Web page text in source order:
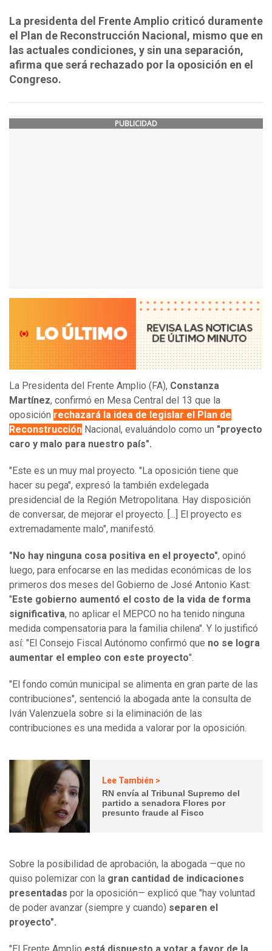
La presidenta del Frente Amplio criticó duramente
el Plan de Reconstrucción Nacional, mismo que en
las actuales condiciones, y sin una separación,
afirma que será rechazado por la oposición en el
Congreso.
PUBLICIDAD
La Presidenta del Frente Amplio (FA), Constanza
Martínez, confirmó en Mesa Central del 13 que la
oposición rechazará la idea de legislar el Plan de
Reconstrucción Nacional, evaluándolo como un "proyecto
caro y malo para nuestro país".
"Este es un muy mal proyecto. "La oposición tiene que
hacer su pega", expresó la también exdelegada
presidencial de la Región Metropolitana. Hay disposición
de conversar, de mejorar el proyecto. [...] El proyecto es
extremadamente malo", manifestó.
"No hay ninguna cosa positiva en el proyecto", opinó
luego, para enfocarse en las medidas económicas de los
primeros dos meses del Gobierno de José Antonio Kast:
" Este gobierno aumentó el costo de la vida de forma
significativa, no aplicar el MEPCO no ha tenido ninguna
medida compensatoria para la familia chilena". Y lo justificó
así: "El Consejo Fiscal Autónomo confirmó que no se logra
aumentar el empleo con este proyecto".
"El fondo común municipal se alimenta en gran parte de las
contribuciones", sentenció la abogada ante la consulta de
Iván Valenzuela sobre si la eliminación de las
contribuciones es una medida a valorar por la oposición.
Lee También >
RN envía al Tribunal Supremo del
partido a senadora Flores por
presunto fraude al Fisco
Sobre la posibilidad de aprobación, la abogada —que no
quiso polemizar con la gran cantidad de indicaciones
presentadas por la oposición— explicó que "hay voluntad
de poder avanzar (siempre y cuando) separen el
proyecto".